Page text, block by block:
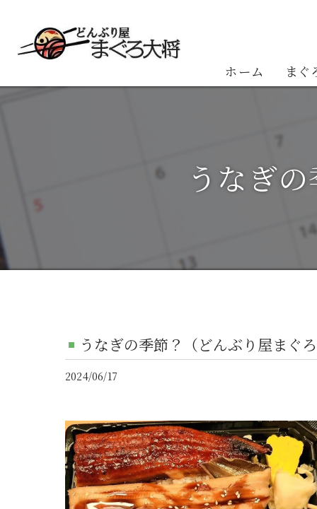
ホーム まぐ
うなぎ
うなぎの季節？（どんぶり屋まぐろ
2024/06/17